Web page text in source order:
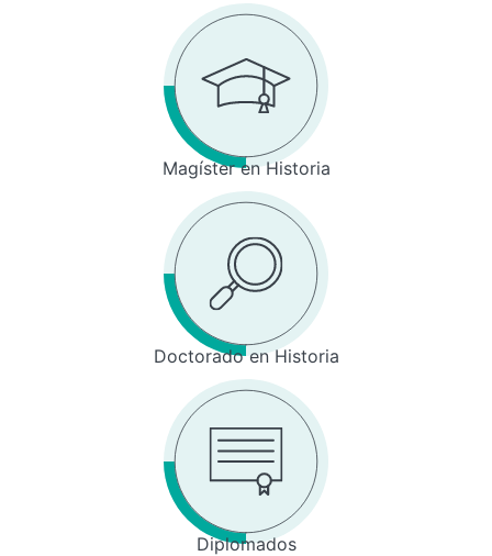
Magíster en Historia
Doctorado en Historia
Diplomados